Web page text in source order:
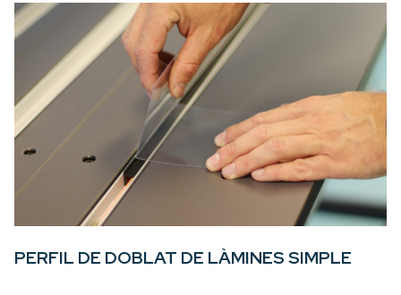
PERFIL DE DOBLAT DE LÀMINES SIMPLE